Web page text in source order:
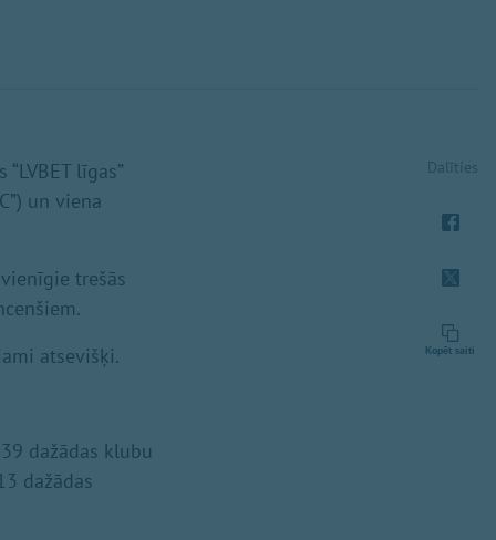
līgas”
un viena
trešās
atsevišķi.
dažādas klubu
dažādas
Dalīties
Kopēt saiti